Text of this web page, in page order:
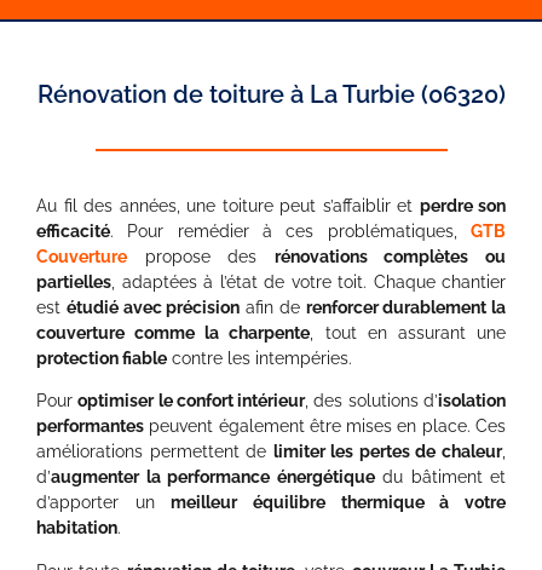
Rénovation de toiture à La Turbie (06320)
Au fil des années, une toiture peut s’affaiblir et perdre son
efficacité. Pour remédier à ces problématiques, GTB
Couverture propose des rénovations complètes ou
partielles , adaptées à l’état de votre toit. Chaque chantier
est étudié avec précision afin de renforcer durablement la
couverture comme la charpente , tout en assurant une
protection fiable contre les intempéries.
Pouroptimiser le confort intérieur, des solutions d’isolation
performantes peuvent également être mises en place. Ces
améliorations permettent de limiter les pertes de chaleur,
d’augmenter la performance énergétiquedu bâtiment et
d’apporter unmeilleur équilibre thermique à votre
habitation.